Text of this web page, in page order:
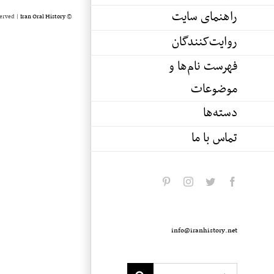
راهنمای سایت
روایت‌کنندگان
فهرست نام‌ها و
موضوعات
دسته‌ها
تماس با ما
facebook
twitter
instagram
info@iranhistory.net
© Copyright 2020 -
| Iran Oral History